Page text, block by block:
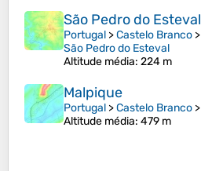
São Pedro do Esteval
Portugal >Castelo Branco >
São Pedro do Esteval
Altitude média: 224 m
Malpique
Portugal >Castelo Branco >
Altitude média: 479 m